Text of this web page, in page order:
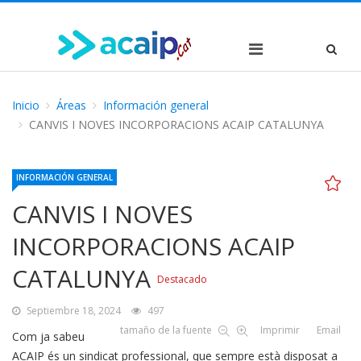
Inicio Áreas
Información general
CANVIS I NOVES INCORPORACIONS ACAIP CATALUNYA
INFORMACIÓN GENERAL
CANVIS I NOVES
INCORPORACIONS ACAIP
CATALUNYA Destacado
Septiembre 18, 2024
497
tamaño de la fuente
Imprimir Email
Com ja sabeu
ACAIP és un sindicat professional, que sempre està disposat a